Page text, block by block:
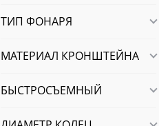
ТИП ФОНАРЯ
МАТЕРИАЛ КРОНШТЕЙНА
БЫСТРОСЪЕМНЫЙ